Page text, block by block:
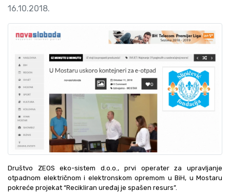
16.10.2018.
Društvo ZEOS eko-sistem d.o.o., prvi operater za upravljanje
otpadnom električnom i elektronskom opremom u BiH, u Mostaru
pokreće projekat “Recikliran uređaj je spašen resurs”.